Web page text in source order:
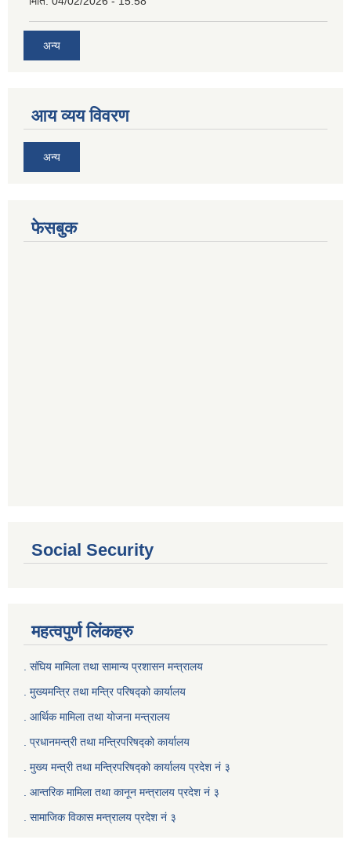
अन्य
आय व्यय विवरण
अन्य
फेसबुक
Social Security
महत्वपुर्ण लिंकहरु
. संघिय मामिला तथा सामान्य प्रशासन मन्त्रालय
. मुख्यमन्त्रि तथा मन्त्रि परिषद्को कार्यालय
. आर्थिक मामिला तथा योजना मन्त्रालय
. प्रधानमन्त्री तथा मन्त्रिपरिषद्को कार्यालय
मुख्य मन्त्री तथा मन्त्रिपरिषद्को कार्यालय प्रदेश नं ३
आन्तरिक मामिला तथा कानून मन्त्रालय प्रदेश नं ३
सामाजिक विकास मन्त्रालय प्रदेश नं ३